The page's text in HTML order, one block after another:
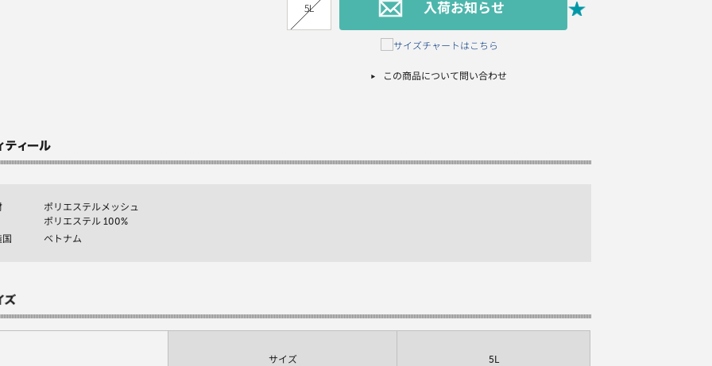
5L 入荷お知らせ
この商品について問い合わせ
ポリエステルメッシュ
ポリエステル 100%
ベトナム
サイズ 5L